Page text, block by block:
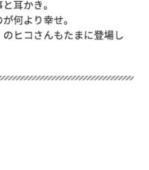
ダウンロードする